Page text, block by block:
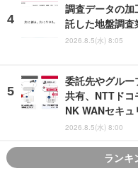
調査データの
託した地盤調
2026.8.5(水) 8:05
委託先やグル
共有、NTTド
NK WANセキ
2026.8.5(水) 8:00
ランキ